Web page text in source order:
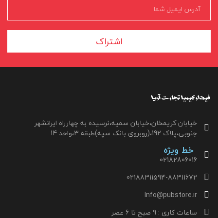
اشتراک
خیابان کریمخان،خیابان سمیه،نرسیده به چهارراه ایرانشهر
جنوبی،پلاک 192،(روبروی بانک سپه)طبقه 3،واحد 14
خط ویژه
02182806016
02188311594-88311672
Info@pubstore.ir
ساعات کاری : 9 صبح تا 6 عصر